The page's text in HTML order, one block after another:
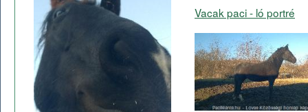
Vacak paci - ló portré